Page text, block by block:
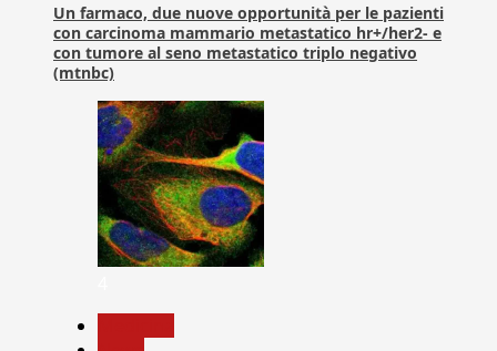
Un farmaco, due nuove opportunità per le pazienti
con carcinoma mammario metastatico hr+/her2- e
con tumore al seno metastatico triplo negativo
(mtnbc)